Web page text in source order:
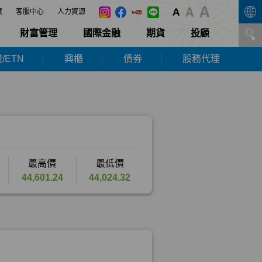
客服中心 人力資源
財富管理 國際金融 期貨 投顧
ETN 興櫃 債券 股務代理